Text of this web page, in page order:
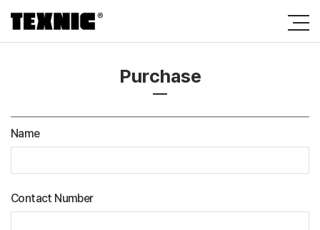
Purchase
Name
Contact Number